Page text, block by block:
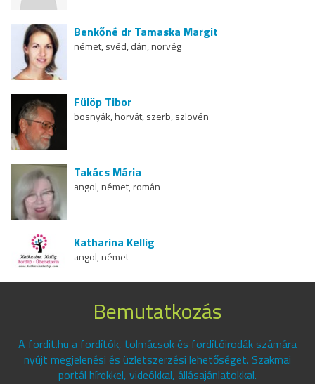
Benkőné dr Tamaska Margit
német, svéd, dán, norvég
Fülöp Tibor
bosnyák, horvát, szerb, szlovén
Takács Mária
angol, német, román
Katharina Kellig
angol, német
Bemutatkozás
A fordit.hu a fordítók, tolmácsok és fordítóirodák számára
nyújt megjelenési és üzletszerzési lehetőséget. Szakmai
portál hírekkel, videókkal, állásajánlatokkal.